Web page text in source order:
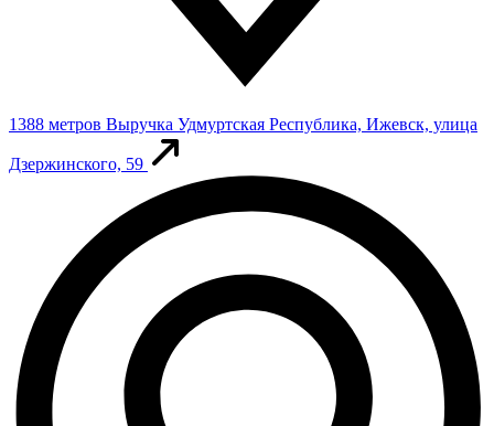
1388 метров Выручка Удмуртская Республика, Ижевск, улица
Дзержинского, 59